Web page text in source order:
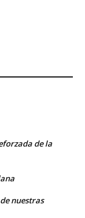
de la
nuestras